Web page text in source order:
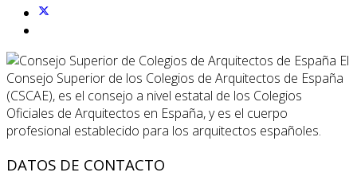
El
Consejo Superior de los Colegios de Arquitectos de España
(CSCAE), es el consejo a nivel estatal de los Colegios
Oficiales de Arquitectos en España, y es el cuerpo
profesional establecido para los arquitectos españoles.
DATOS DE CONTACTO